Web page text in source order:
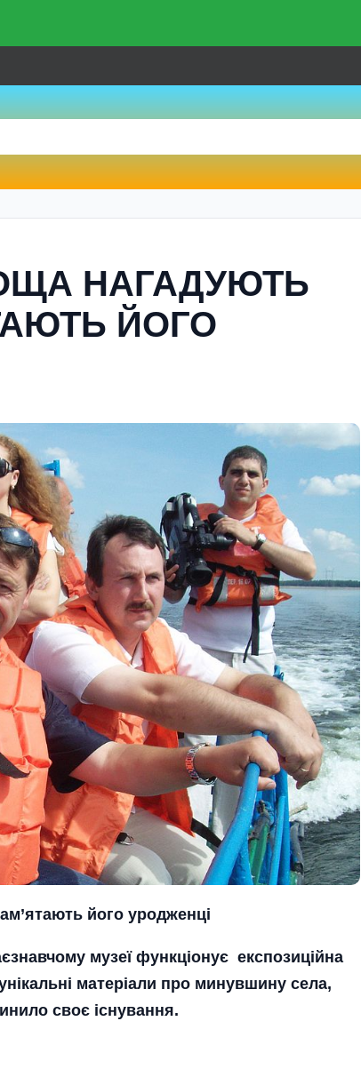
НАГАДУЮТЬ
ЙОГО
його уродженці
музеї функціонує експозиційна
матеріали про минувшину села,
своє існування.